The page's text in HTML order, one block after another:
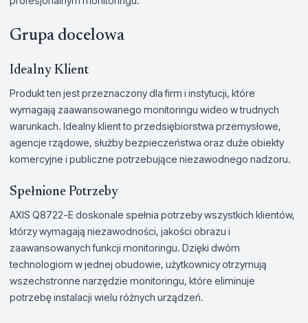
Grupa docelowa
Idealny Klient
Produkt ten jest przeznaczony dla firm i instytucji, które
wymagają zaawansowanego monitoringu wideo w trudnych
warunkach. Idealny klient to przedsiębiorstwa przemysłowe,
agencje rządowe, służby bezpieczeństwa oraz duże obiekty
komercyjne i publiczne potrzebujące niezawodnego nadzoru.
Spełnione Potrzeby
AXIS Q8722-E doskonale spełnia potrzeby wszystkich klientów,
którzy wymagają niezawodności, jakości obrazu i
zaawansowanych funkcji monitoringu. Dzięki dwóm
technologiom w jednej obudowie, użytkownicy otrzymują
wszechstronne narzędzie monitoringu, które eliminuje
potrzebę instalacji wielu różnych urządzeń.